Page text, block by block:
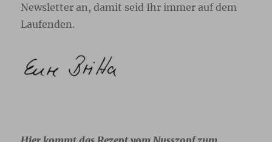
Newsletter an, damit seid Ihr immer auf dem
Laufenden.